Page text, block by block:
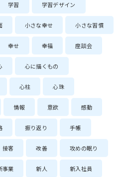
学習 学習デザイン
小さな幸せ 小さな習慣
幸せ 幸福 座談会
心に描くもの
心柱 心珠
情報 意欲 感動
振り返り 手帳
接客 改善 攻めの眠り
事業 新人 新入社員